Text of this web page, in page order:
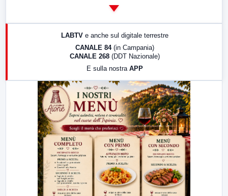
LabNews (replica)
LABTV e anche sul digitale terrestre
CANALE 84 (in Campania)
CANALE 268 (DDT Nazionale)
E sulla nostra APP